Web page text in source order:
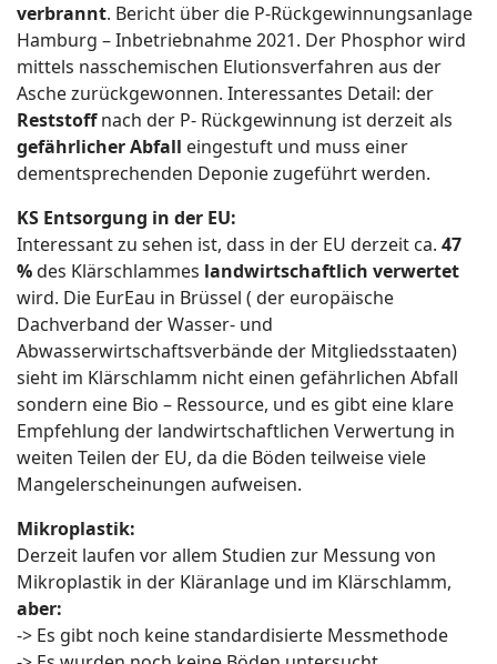
verbrannt. Bericht über die P-Rückgewinnungsanlage
Hamburg – Inbetriebnahme 2021. Der Phosphor wird
mittels nasschemischen Elutionsverfahren aus der
Asche zurückgewonnen. Interessantes Detail: der
Reststoffnach der P- Rückgewinnung ist derzeit als
gefährlicherAbfall eingestuft und muss einer
dementsprechenden Deponie zugeführt werden.
KS Entsorgung in der EU:
Interessant zu sehen ist, dass in der EU derzeit ca. 47
%des Klärschlammes landwirtschaftlich verwertet
wird. Die EurEau in Brüssel ( der europäische
Dachverband der Wasser- und
Abwasserwirtschaftsverbände der Mitgliedsstaaten)
sieht im Klärschlamm nicht einen gefährlichen Abfall
sondern eine Bio – Ressource, und es gibt eine klare
Empfehlung der landwirtschaftlichen Verwertung in
weiten Teilen der EU, da die Böden teilweise viele
Mangelerscheinungen aufweisen.
Mikroplastik:
Derzeit laufen vor allem Studien zur Messung von
Mikroplastik in der Kläranlage und im Klärschlamm,
aber:
-> Es gibt noch keine standardisierte Messmethode